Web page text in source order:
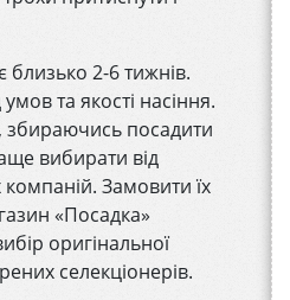
близько 2-6 тижнів.
та якості насіння.
посадити
вибирати від
компаній. Замовити їх
«Посадка»
оригінальної
селекціонерів.